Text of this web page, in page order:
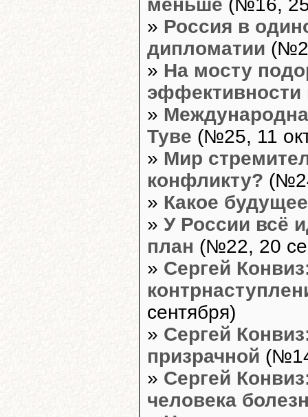
» Россия в
дипломатии
» На мосту
эффективности
»
Туве (№25, 11
» Мир
конфликту?
» Какое
» У России всё
план (№22, 20
» Сергей
сентября)
» Сергей
призрачной
» Сергей
человека